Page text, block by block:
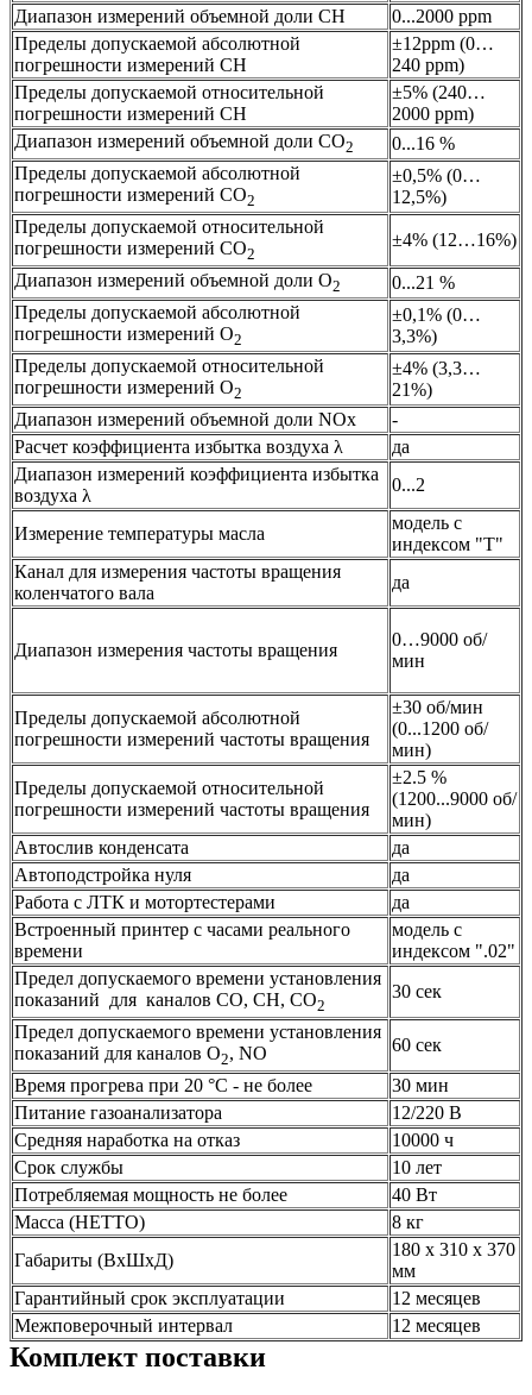
Диапазон измерений объемной доли СН
0...2000 ppm
Пределы допускаемой абсолютной
погрешности измерений СН
±12ppm (0…
240 ppm)
Пределы допускаемой относительной
погрешности измерений СН
±5% (240…
2000 ppm)
Диапазон измерений объемной доли СО2
0...16 %
Пределы допускаемой абсолютной
погрешности измерений СО2
±0,5% (0…
12,5%)
Пределы допускаемой относительной
погрешности измерений СО2
±4% (12…16%)
Диапазон измерений объемной доли О2
0...21 %
Пределы допускаемой абсолютной
погрешности измерений О2
±0,1% (0…
3,3%)
Пределы допускаемой относительной
погрешности измерений О2
±4% (3,3…
21%)
Диапазон измерений объемной доли NOx
-
Расчет коэффициента избытка воздуха λ
да
Диапазон измерений коэффициента избытка
воздуха λ
0...2
Измерение температуры масла
модель с
индексом "Т"
Канал для измерения частоты вращения
коленчатого вала
да
Диапазон измерения частоты вращения
0…9000 об/
мин
Пределы допускаемой абсолютной
погрешности измерений частоты вращения
±30 об/мин
(0...1200 об/
мин)
Пределы допускаемой относительной
погрешности измерений частоты вращения
±2.5 %
(1200...9000 об/
мин)
Автослив конденсата
да
Автоподстройка нуля
да
Работа с ЛТК и мотортестерами
да
Встроенный принтер с часами реального
времени
модель с
индексом ".02"
Предел допускаемого времени установления
показаний для каналов СО, СН, СО2
30 сек
Предел допускаемого времени установления
показаний для каналов О2, NO
60 сек
Время прогрева при 20 °С - не более
30 мин
Питание газоанализатора
12/220 В
Средняя наработка на отказ
10000 ч
Срок службы
10 лет
Потребляемая мощность не более
40 Вт
Масса (НЕТТО)
8 кг
Габариты (ВхШхД)
180 х 310 х 370
мм
Гарантийный срок эксплуатации
12 месяцев
Межповерочный интервал
12 месяцев
Комплект поставки